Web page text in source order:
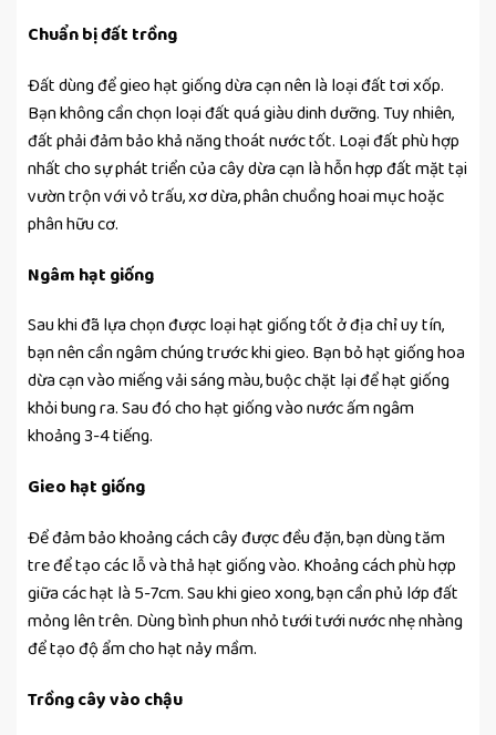
Chuẩn bị đất trồng
Đất dùng để gieo hạt giống dừa cạn nên là loại đất tơi xốp.
Bạn không cần chọn loại đất quá giàu dinh dưỡng. Tuy nhiên,
đất phải đảm bảo khả năng thoát nước tốt. Loại đất phù hợp
nhất cho sự phát triển của cây dừa cạn là hỗn hợp đất mặt tại
vườn trộn với vỏ trấu, xơ dừa, phân chuồng hoai mục hoặc
phân hữu cơ.
Ngâm hạt giống
Sau khi đã lựa chọn được loại hạt giống tốt ở địa chỉ uy tín,
bạn nên cần ngâm chúng trước khi gieo. Bạn bỏ hạt giống hoa
dừa cạn vào miếng vải sáng màu, buộc chặt lại để hạt giống
khỏi bung ra. Sau đó cho hạt giống vào nước ấm ngâm
khoảng 3-4 tiếng.
Gieo hạt giống
Để đảm bảo khoảng cách cây được đều đặn, bạn dùng tăm
tre để tạo các lỗ và thả hạt giống vào. Khoảng cách phù hợp
giữa các hạt là 5-7cm. Sau khi gieo xong, bạn cần phủ lớp đất
mỏng lên trên. Dùng bình phun nhỏ tưới tưới nước nhẹ nhàng
để tạo độ ẩm cho hạt nảy mầm.
Trồng cây vào chậu